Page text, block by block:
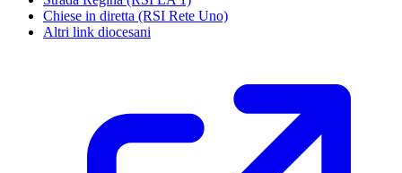
Chiese in diretta (RSI Rete Uno)
Altri link diocesani